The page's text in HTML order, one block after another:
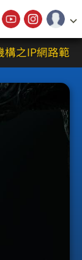
之IP網路範